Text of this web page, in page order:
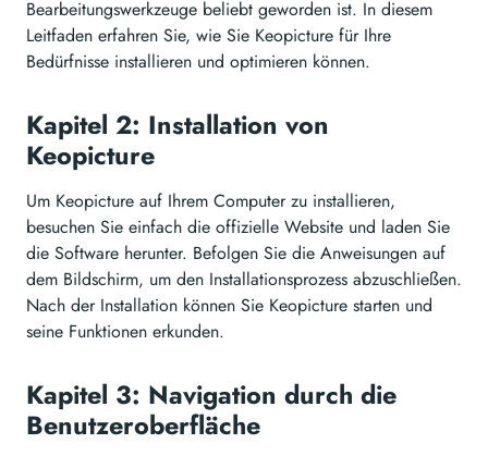
Bearbeitungswerkzeuge beliebt geworden ist. In diesem
Leitfaden erfahren Sie, wie Sie Keopicture für Ihre
Bedürfnisse installieren und optimieren können.
Kapitel 2: Installation von
Keopicture
Um Keopicture auf Ihrem Computer zu installieren,
besuchen Sie einfach die offizielle Website und laden Sie
die Software herunter. Befolgen Sie die Anweisungen auf
dem Bildschirm, um den Installationsprozess abzuschließen.
Nach der Installation können Sie Keopicture starten und
seine Funktionen erkunden.
Kapitel 3: Navigation durch die
Benutzeroberfläche